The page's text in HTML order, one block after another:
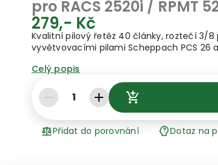
pro RACS 2520i / RPMT
279,- Kč
Kvalitní pilový řetěz 40 články, roztečí 3/8
vyvětvovacími pilami Scheppach PCS 26
Celý popis
1
Přidat do porovnání Dotaz na